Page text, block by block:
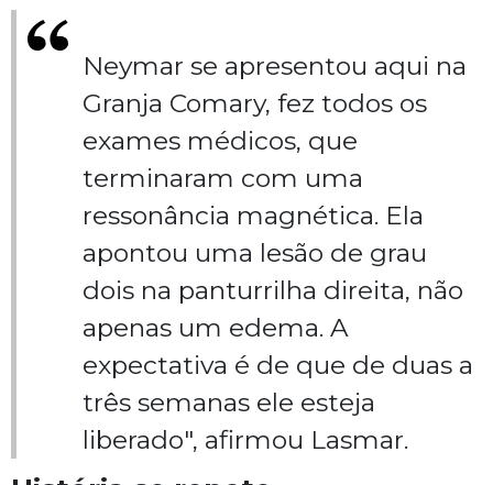
Neymar se apresentou aqui na
Granja Comary, fez todos os
exames médicos, que
terminaram com uma
ressonância magnética. Ela
apontou uma lesão de grau
dois na panturrilha direita, não
apenas um edema. A
expectativa é de que de duas a
três semanas ele esteja
liberado", afirmou Lasmar.